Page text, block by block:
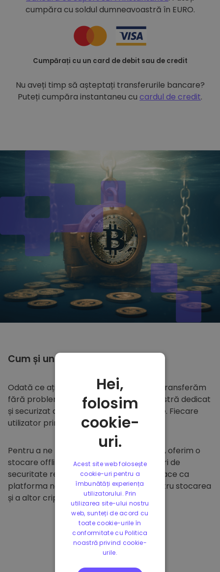
cumpăra cu soldul dumneavoastră în EURO.
Cumpărați cu un card de debit sau de credit
Nu aveți timp să așteptați transferurile bancare?
Puteți cumpăra instantaneu cu cardul de credit.
Cum și unde să
Odată ce ați cumpărat peKriptomat
, îl transferăm
fără probleme în portofelul dumneavoastră dedicat
și securizat din cadrul platformei noastre. Fiecare
utilizator primește un portofel individual.
Pentru a ne proteja clienții și fondurile lor, oferim o
stocare offline sigură și efectuăm audituri de
securitate regulate. Această abordare face ca
platforma noastră să fie un paradis pentru stocarea
și a altor criptomonede.
Hei,
folosim
cookie-
uri.
Acest site web folosește
cookie-uri pentru a
îmbunătăți experiența
utilizatorului. Prin
utilizarea site-ului nostru
web, sunteți de acord cu
toate cookie-urile în
conformitate cu Politica
noastră privind cookie-
urile.